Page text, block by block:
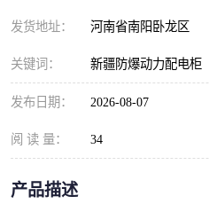
发货地址： 河南省南阳卧龙区
关键词： 新疆防爆动力配电柜
发布日期： 2026-08-07
阅 读 量： 34
产品描述